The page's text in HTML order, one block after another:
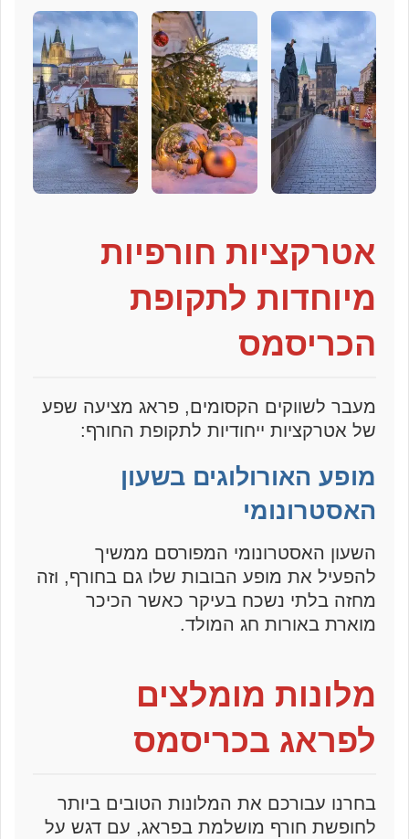
אטרקציות חורפיות
מיוחדות לתקופת
הכריסמס
מעבר לשווקים הקסומים, פראג מציעה שפע
של אטרקציות ייחודיות לתקופת החורף:
מופע האורולוגים בשעון
האסטרונומי
השעון האסטרונומי המפורסם ממשיך
להפעיל את מופע הבובות שלו גם בחורף, וזה
מחזה בלתי נשכח בעיקר כאשר הכיכר
מוארת באורות חג המולד.
מלונות מומלצים
לפראג בכריסמס
בחרנו עבורכם את המלונות הטובים ביותר
לחופשת חורף מושלמת בפראג, עם דגש על